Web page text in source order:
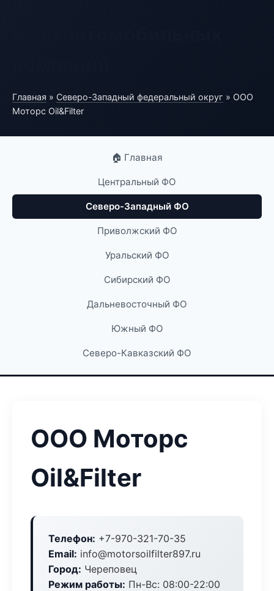
Главная » Северо-Западный федеральный округ » ООО
Моторс Oil&Filter
🏠 Главная
Центральный ФО
Северо-Западный ФО
Приволжский ФО
Уральский ФО
Сибирский ФО
Дальневосточный ФО
Южный ФО
Северо-Кавказский ФО
ООО Моторс
Oil&Filter
Телефон: +7-970-321-70-35
Email: info@motorsoilfilter897.ru
Город: Череповец
Режим работы: Пн-Вс: 08:00-22:00